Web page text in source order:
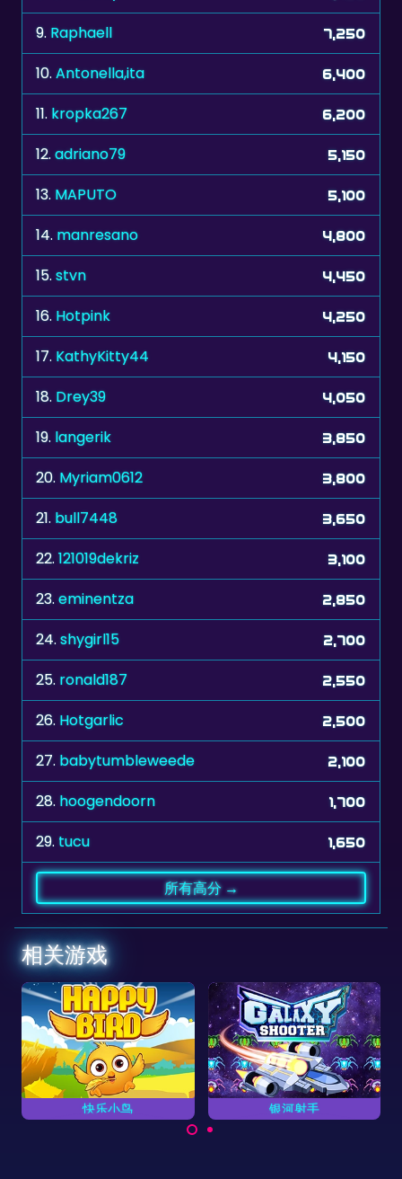
10.Antonella,ita 6,400
11. kropka267 6,200
12.adriano79 5,150
13. MAPUTO 5,100
14.manresano 4,800
15. stvn 4,450
16. Hotpink 4,250
17. KathyKitty44 4,150
18. Drey39 4,050
19. langerik 3,850
20.Myriam0612 3,800
21. bull7448 3,650
22.121019dekriz 3,100
23. eminentza 2,850
24.shygirl15 2,700
25. ronald187 2,550
26. Hotgarlic 2,500
27. babytumbleweede 2,100
28. hoogendoorn 1,700
29. tucu 1,650
相关游戏
银河射手
射下所有敌方飞船。
星际旅行
在太空中收集金币并存活
下来。